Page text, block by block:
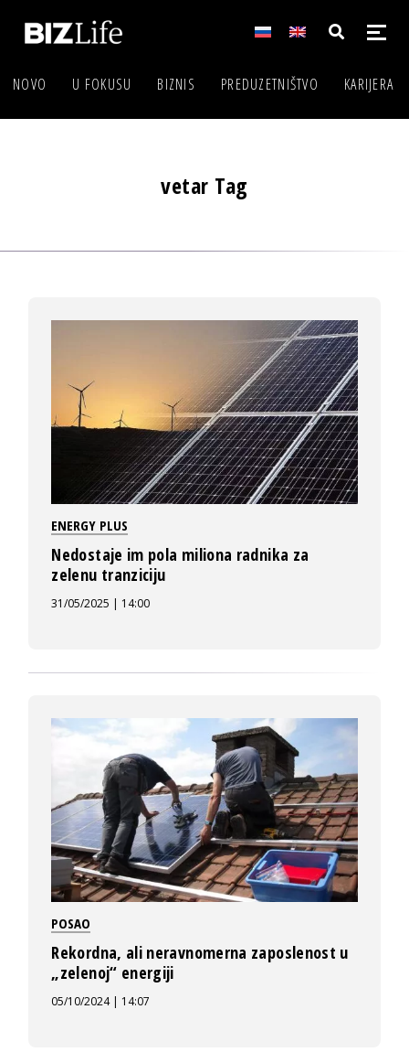
NOVO U FOKUSU BIZNIS PREDUZETNIŠTVO KARIJERA
vetar Tag
ENERGY PLUS
Nedostaje im pola miliona radnika za
zelenu tranziciju
31/05/2025 | 14:00
POSAO
Rekordna, ali neravnomerna zaposlenost u
„zelenoj“ energiji
05/10/2024 | 14:07